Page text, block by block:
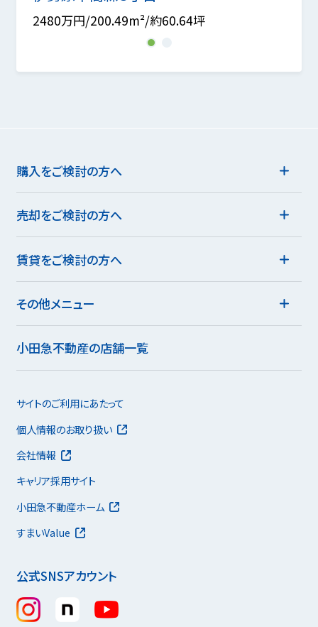
2480万円/200.49m²/約60.64坪
1
購入をご検討の方へ
売却をご検討の方へ
賃貸をご検討の方へ
その他メニュー
小田急不動産の店舗一覧
公式SNSアカウント
サイトのご利用にあたって
個人情報のお取り扱い
会社情報
キャリア採用サイト
小田急不動産ホーム
すまいValue